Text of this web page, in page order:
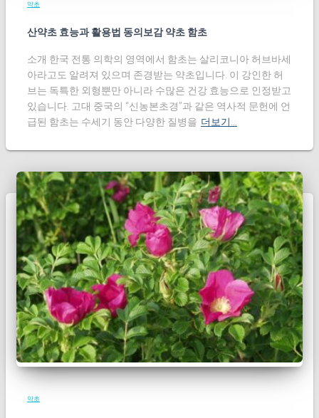
약초
산약초 효능과 활용법 동의보감 약초 함초
소개 한국 전통 의학의 영역에서 함초는 살리코니아 허브바세
아라고도 알려져 있으며 존경받는 약초입니다. 이 강인한 허
브는 독특한 외형뿐만 아니라 수많은 건강 효능으로 인정받고
있습니다. 고대 중국의 “신농본초경”과 같은 역사적 문헌에 언
급된 함초는 수세기 동안 다양한 질병을 더보기…
약초